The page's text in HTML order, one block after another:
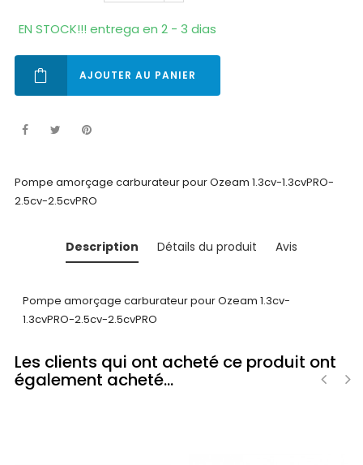
EN STOCK!!! entrega en 2 - 3 dias
AJOUTER AU PANIER
Pompe amorçage carburateur pour Ozeam 1.3cv-1.3cvPRO-
2.5cv-2.5cvPRO
Description Détails du produit Avis
Pompe amorçage carburateur pour Ozeam 1.3cv-
1.3cvPRO-2.5cv-2.5cvPRO
Les clients qui ont acheté ce produit ont
également acheté...